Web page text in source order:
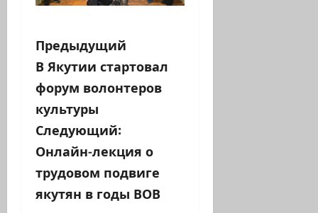
Н
а
в
и
г
а
Предыдущий
В Якутии стартовал
форум волонтеров
культуры
Следующий:
Онлайн-лекция о
трудовом подвиге
якутян в годы ВОВ